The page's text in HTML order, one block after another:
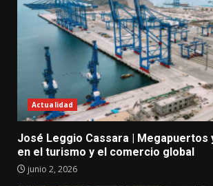
Actualidad
José Leggio Cassara | Megapuertos
en el turismo y el comercio global
junio 2, 2026